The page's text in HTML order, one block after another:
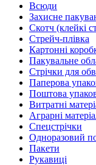
Всюди
Захисне
Скотч (клейкі
Стрейч-плівка
Картонні
Пакувальне
Стрічки для
Паперова
Поштова
Витратні
Аграрні
Спецстрічки
Одноразовий
Пакети
Рукавиці